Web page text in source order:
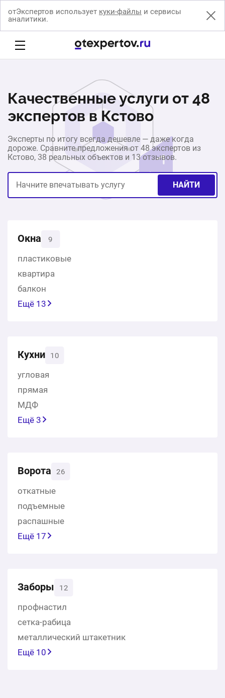
отЭкспертов использует куки-файлы и сервисы
аналитики.
Качественные услуги от 48
экспертов в Кстово
Эксперты по итогу всегда дешевле — даже когда
дороже. Сравните предложения от 48 экспертов из
Кстово, 38 реальных объектов и 13 отзывов.
НАЙТИ
Окна 9
пластиковые
квартира
балкон
Ещё 13
Кухни 10
угловая
прямая
МДФ
Ещё 3
Ворота 26
откатные
подъемные
распашные
Ещё 17
Заборы 12
профнастил
сетка-рабица
металлический штакетник
Ещё 10